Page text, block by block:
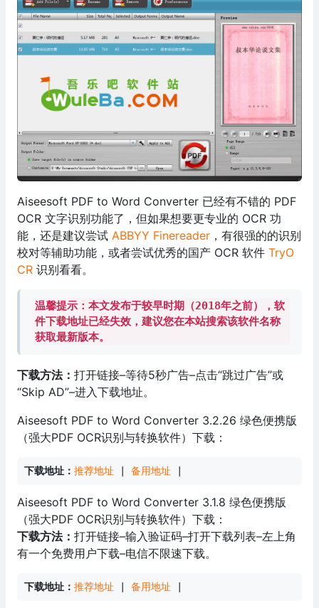
Aiseesoft PDF to Word Converter 已经有不错的 PDF
OCR 文字识别功能了，但如果想要更专业的 OCR 功
能，还是建议尝试 ABBYY Finereader ，有很强的的识别
校对等辅助功能，或者尝试优秀的国产 OCR 软件 TryO
CR 识别看看。
温馨提示：本文发布于较早时期（2018年之前），软
件下载地址已经失效，建议您在本站搜索该软件名称
获取最新版本。
下载方法： 打开链接–等待5秒广告–点击“跳过广告”或
“Skip AD”–进入下载地址。
Aiseesoft PDF to Word Converter 3.2.26 绿色便携版
（强大PDF OCR识别与转换软件）下载：
下载地址： 推荐地址 | 备用地址 |
Aiseesoft PDF to Word Converter 3.1.8 绿色便携版
（强大PDF OCR识别与转换软件）下载：
下载方法： 打开链接–输入验证码–打开下载列表–左上角
有一个免费用户下载–电信不限速下载。
下载地址： 推荐地址 | 备用地址 |